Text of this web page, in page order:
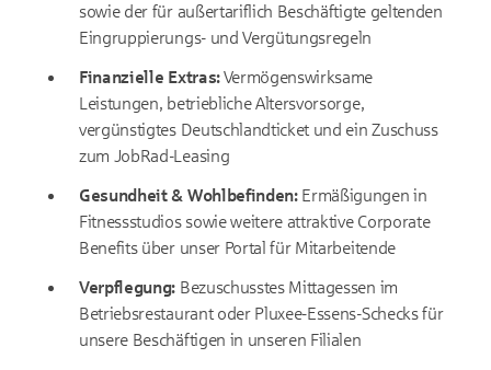
sowie der für außertariflich Beschäftigte geltenden
Eingruppierungs- und Vergütungsregeln
Finanzielle Extras:Vermögenswirksame
Leistungen, betriebliche Altersvorsorge,
vergünstigtes Deutschlandticket und ein Zuschuss
zum JobRad-Leasing
Gesundheit & Wohlbefinden:Ermäßigungen in
Fitnessstudios sowie weitere attraktive Corporate
Benefits über unser Portal für Mitarbeitende
Verpflegung: Bezuschusstes Mittagessen im
Betriebsrestaurant oder Pluxee-Essens-Schecks für
unsere Beschäftigen in unseren Filialen